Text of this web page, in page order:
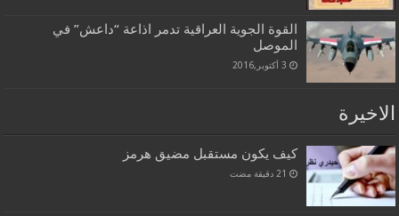
القوة الجوية العراقية تدمر اذاعة “داعش” في
الموصل
3 أكتوبر,2016
الاخيرة
كيف يكون مستقبل مضيق هرمز